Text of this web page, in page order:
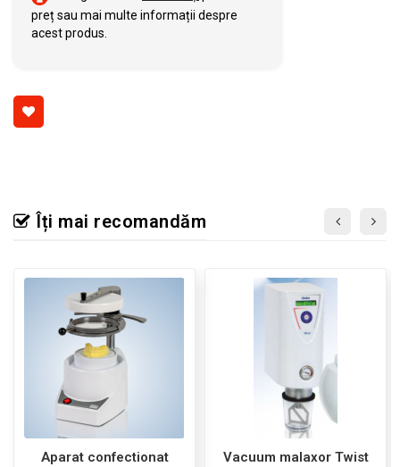
preț sau mai multe informații despre
acest produs.
Îți mai recomandăm
Aparat confectionat
Vacuum malaxor Twist